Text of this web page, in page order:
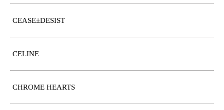
CEASE±DESIST
CELINE
CHROME HEARTS